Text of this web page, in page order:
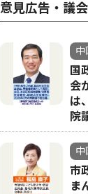
意見広告・議
中
国
会
は
院
中
市
ま